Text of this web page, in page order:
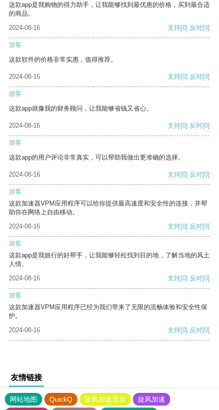
这款app是我购物的得力助手，让我能够找到最优惠的价格，买到最合适
的商品。
2024-08-16
支持[0] 反对[0]
游客
这款软件的价格非常实惠，值得推荐。
2024-08-16 支持[0] 反对[0]
游客
这款app就像我的财务顾问，让我能够省钱又省心。
2024-08-16 支持[0] 反对[0]
游客
这款app的用户评论非常真实，可以帮助我做出更准确的选择。
2024-08-16 支持[0] 反对[0]
游客
这款加速器VPM应用程序可以给你提供最高速度和安全性的连接，并帮
助你在网络上自由移动。
2024-08-16
支持[0] 反对[0]
游客
这款app是我旅行的好帮手，让我能够轻松找到目的地，了解当地的风土
人情。
2024-08-16
支持[0] 反对[0]
游客
这款加速器VPM应用程序已经为我们带来了无限的流畅体验和安全性保
护。
2024-08-16
支持[0] 反对[0]
友情链接
网站地图 QuickQ 旋风加速度器 旋风加速